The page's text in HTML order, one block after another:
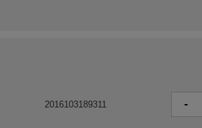
2016103189311 -